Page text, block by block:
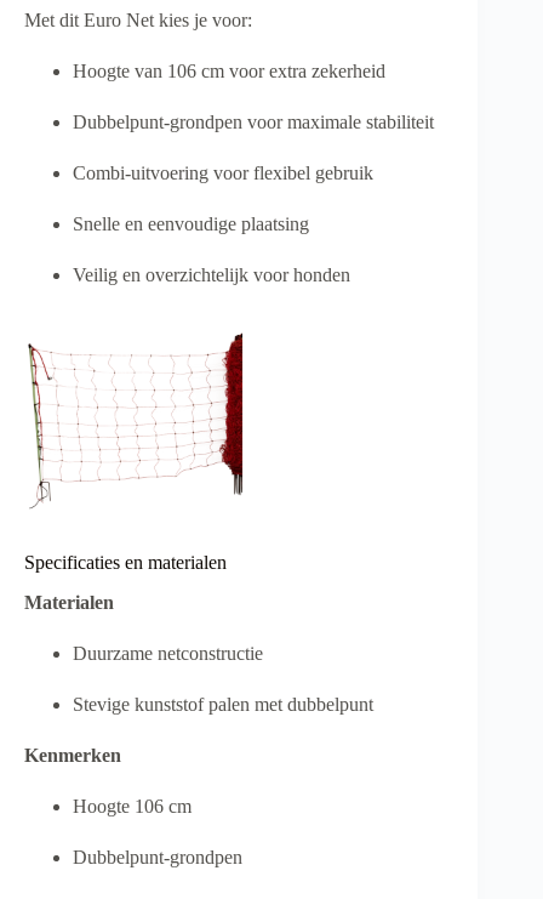
Met dit Euro Net kies je voor:
Hoogte van 106 cm voor extra zekerheid
Dubbelpunt-grondpen voor maximale stabiliteit
Combi-uitvoering voor flexibel gebruik
Snelle en eenvoudige plaatsing
Veilig en overzichtelijk voor honden
Specificaties en materialen
Materialen
Duurzame netconstructie
Stevige kunststof palen met dubbelpunt
Kenmerken
Hoogte 106 cm
Dubbelpunt-grondpen